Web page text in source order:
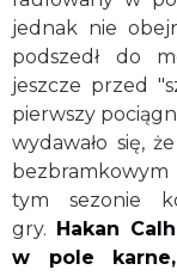
jednak nie
podszedł do
jeszcze przed
pierwszy
wydawało się,
tym sezonie
gry. Hakan
w pole